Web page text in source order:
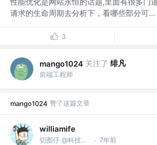
请求的生命周期去分析下，看哪些部分可...
3
mango1024 关注了 绯凡
前端工程师
mango1024 赞了这篇文章
williamife
切图仔 @科技搬砖无限公司 · 7年前